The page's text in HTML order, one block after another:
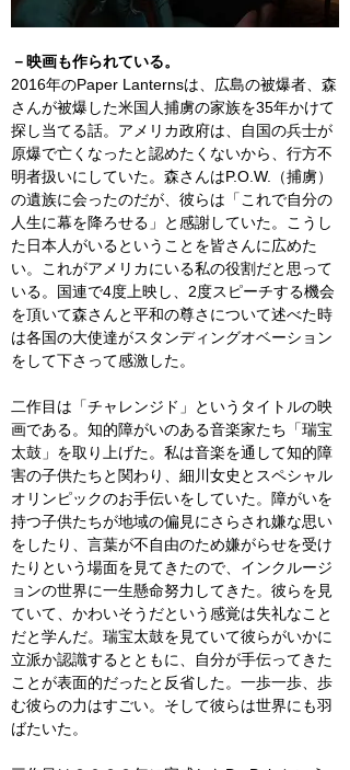
－映画も作られている。
2016年のPaper Lanternsは、広島の被爆者、森
さんが被爆した米国人捕虜の家族を35年かけて
探し当てる話。アメリカ政府は、自国の兵士が
原爆で亡くなったと認めたくないから、行方不
明者扱いにしていた。森さんはP.O.W.
（捕虜）
の遺族に会ったのだが、彼らは「これで自分の
人生に幕を降ろせる」と感謝していた。こうし
た日本人がいるということを皆さんに広めた
い。これがアメリカにいる私の役割だと思って
いる。国連で4度上映し、 2度スピーチする機会
を頂いて森さんと平和の尊さについて述べた時
は各国の大使達がスタンディングオベーション
をして下さって感激した。
二作目は「チャレンジド」というタイトルの映
画である。知的障がいのある音楽家たち「瑞宝
太鼓」を取り上げた。私は音楽を通して知的障
害の子供たちと関わり、細川女史とスペシャル
オリンピックのお手伝いをしていた。障がいを
持つ子供たちが地域の偏見にさらされ嫌な思い
をしたり、言葉が不自由のため嫌がらせを受け
たりという場面を見てきたので、インクルージ
ョンの世界に一生懸命努力してきた。彼らを見
ていて、かわいそうだという感覚は失礼なこと
だと学んだ。瑞宝太鼓を見ていて彼らがいかに
立派か認識するとともに、自分が手伝ってきた
ことが表面的だったと反省した。一歩一歩、歩
む彼らの力はすごい。そして彼らは世界にも羽
ばたいた。